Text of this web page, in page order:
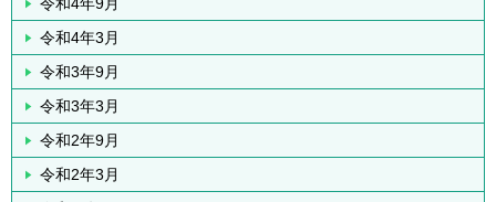
令和4年3月
令和3年9月
令和3年3月
令和2年9月
令和2年3月